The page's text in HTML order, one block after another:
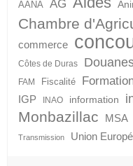
AANA AG
Chambre
commerce
Côtes de Duras
FAM Fiscalité
IGP INAO information
Monbazillac MSA
Transmission Union